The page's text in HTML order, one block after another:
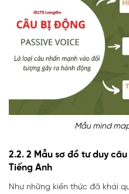
Mẫu mind
2.2. 2 Mẫu sơ đồ tư duy
Tiếng Anh
Như những kiến thức đã khái